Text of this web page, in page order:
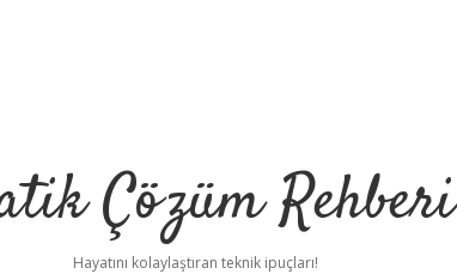
Çözüm Rehberi
Hayatını kolaylaştıran teknik ipuçları!